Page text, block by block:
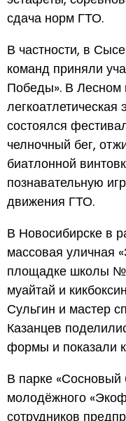
сдача норм ГТО.
В частности, в
команд приняли
Победы». В
состоялся
челночный бег,
биатлонной
познавательную
движения ГТО.
В Новосибирске в
массовая уличная
площадке школы №
муайтай и
Сульгин и мастер
Казанцев
формы и показали
В парке «Сосновый
молодёжного
сотрудников